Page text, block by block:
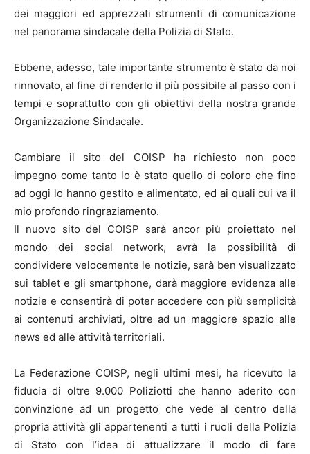
dei maggiori ed apprezzati strumenti di comunicazione
nel panorama sindacale della Polizia di Stato.
Ebbene, adesso, tale importante strumento è stato da noi
rinnovato, al fine di renderlo il più possibile al passo con i
tempi e soprattutto con gli obiettivi della nostra grande
Organizzazione Sindacale.
Cambiare il sito del COISP ha richiesto non poco
impegno come tanto lo è stato quello di coloro che fino
ad oggi lo hanno gestito e alimentato, ed ai quali cui va il
mio profondo ringraziamento.
Il nuovo sito del COISP sarà ancor più proiettato nel
mondo dei social network, avrà la possibilità di
condividere velocemente le notizie, sarà ben visualizzato
sui tablet e gli smartphone, darà maggiore evidenza alle
notizie e consentirà di poter accedere con più semplicità
ai contenuti archiviati, oltre ad un maggiore spazio alle
news ed alle attività territoriali.
La Federazione COISP, negli ultimi mesi, ha ricevuto la
fiducia di oltre 9.000 Poliziotti che hanno aderito con
convinzione ad un progetto che vede al centro della
propria attività gli appartenenti a tutti i ruoli della Polizia
di Stato con l’idea di attualizzare il modo di fare